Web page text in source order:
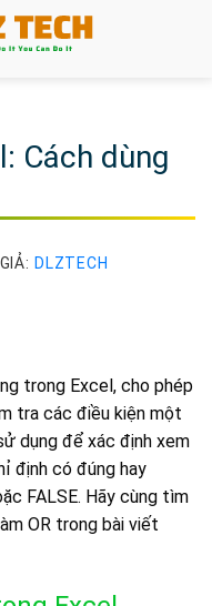
Cách dùng
DLZTECH
trong Excel, cho phép
tra các điều kiện một
dụng để xác định xem
định có đúng hay
FALSE. Hãy cùng tìm
OR trong bài viết